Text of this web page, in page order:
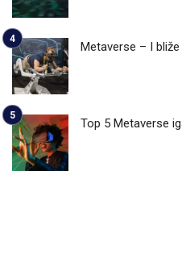
Metaverse – I
Top 5 Metaverse